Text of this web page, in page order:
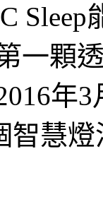
一顆
年
智慧